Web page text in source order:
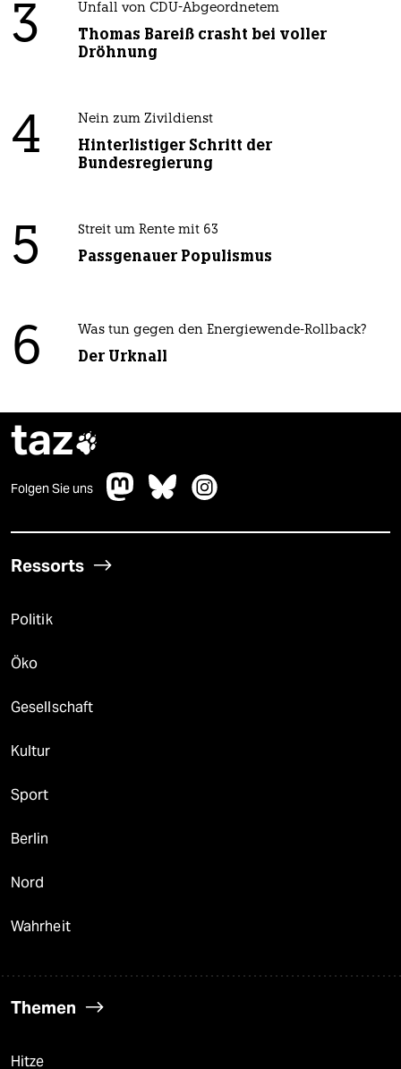
3 Unfall von CDU-Abgeordnetem
Thomas Bareiß crasht bei voller
Dröhnung
4 Nein zum Zivildienst
Hinterlistiger Schritt der
Bundesregierung
5 Streit um Rente mit 63
Passgenauer Populismus
6 Was tun gegen den Energiewende-Rollback?
Der Urknall
taz
Folgen Sie uns
Ressorts
Politik
Öko
Gesellschaft
Kultur
Sport
Berlin
Nord
Wahrheit
Themen
Hitze